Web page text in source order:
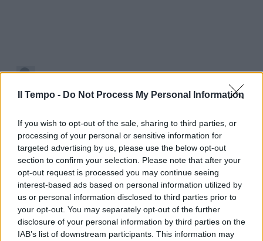
Il Tempo - Do Not Process My Personal Information
If you wish to opt-out of the sale, sharing to third parties, or
processing of your personal or sensitive information for
targeted advertising by us, please use the below opt-out
section to confirm your selection. Please note that after your
opt-out request is processed you may continue seeing
interest-based ads based on personal information utilized by
us or personal information disclosed to third parties prior to
your opt-out. You may separately opt-out of the further
disclosure of your personal information by third parties on the
IAB’s list of downstream participants. This information may